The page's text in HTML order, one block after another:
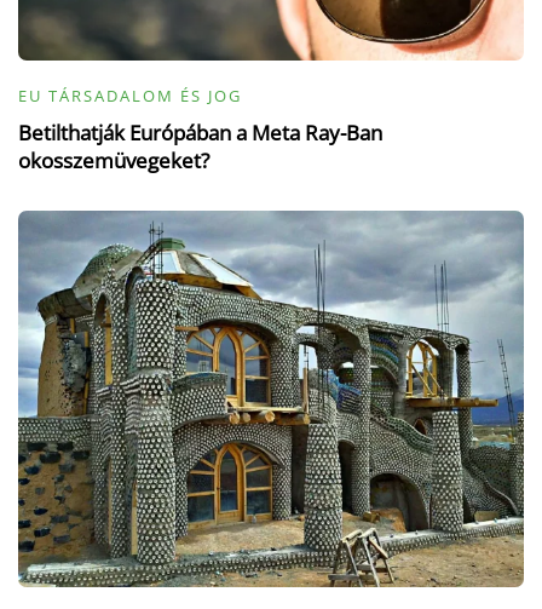
EU TÁRSADALOM ÉS JOG
Betilthatják Európában a Meta Ray-Ban
okosszemüvegeket?